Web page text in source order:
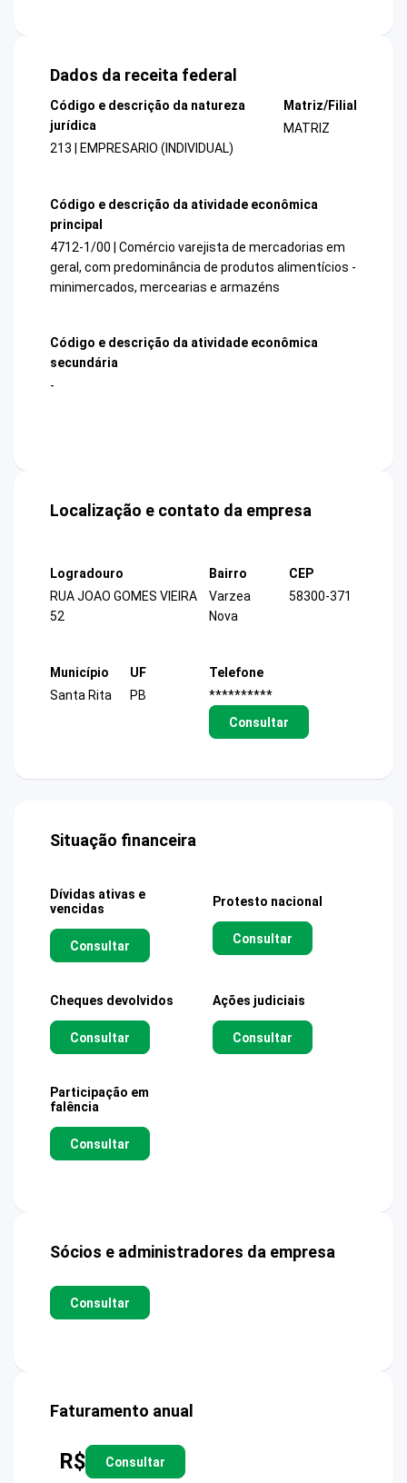
Dados da receita federal
Código e descrição da natureza
jurídica
213 | EMPRESARIO (INDIVIDUAL)
Matriz/Filial
MATRIZ
Código e descrição da atividade econômica
principal
4712-1/00 | Comércio varejista de mercadorias em
geral, com predominância de produtos alimentícios -
minimercados, mercearias e armazéns
Código e descrição da atividade econômica
secundária
-
Localização e contato da empresa
Logradouro
RUA JOAO GOMES VIEIRA
52
Bairro
Varzea
Nova
CEP
58300-371
Município
Santa Rita
UF
PB
Telefone
**********
Consultar
Situação financeira
Dívidas ativas e
vencidas
Consultar
Protesto nacional
Consultar
Cheques devolvidos
Consultar
Ações judiciais
Consultar
Participação em
falência
Consultar
Sócios e administradores da empresa
Consultar
Faturamento anual
R$ Consultar